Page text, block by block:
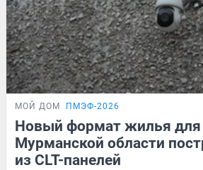
МОЙ ДОМ ПМЭФ-2026
Новый формат жилья для
Мурманской области
из CLT-панелей